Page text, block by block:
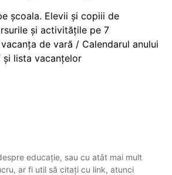
școala. Elevii și copiii de
și activitățile pe 7
de vară / Calendarul anului
lista vacanțelor
educație, sau cu atât mai mult
ar fi util să citați cu link, atunci